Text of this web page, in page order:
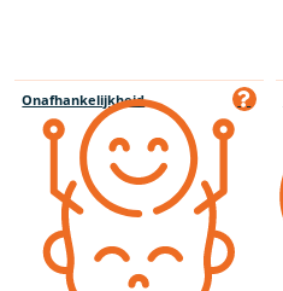
Onafhankelijkheid